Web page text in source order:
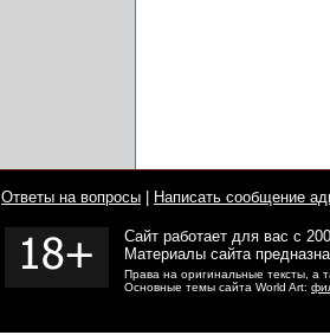
Ответы на вопросы Написать сообщение
Сайт работает для вас с
Материалы сайта
Права на оригинальные тексты, а
Основные темы сайта World Art: